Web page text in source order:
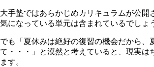
大手塾ではあらかじめカリキュラムが公開
気になっている単元は含まれているでしょ
でも「夏休みは絶好の復習の機会だから、
て・・・」と漠然と考えていると、現実は
ます。